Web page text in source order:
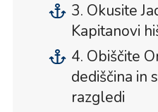
3. Okusite
Kapitanovi
4. Obiščite
dediščina in
razgledi